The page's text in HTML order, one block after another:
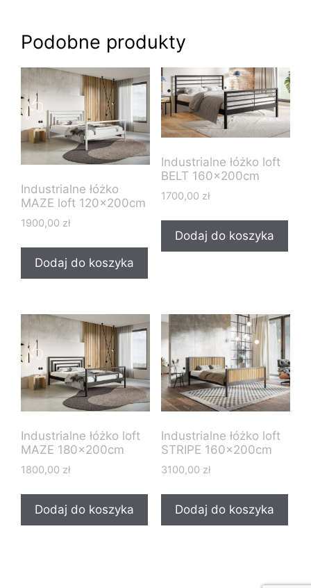
Podobne produkty
Industrialne łóżko
MAZE loft 120x200cm
1900,00 zł
Dodaj do koszyka
Industrialne łóżko loft
BELT 160x200cm
1700,00 zł
Dodaj do koszyka
Industrialne łóżko loft
MAZE 180x200cm
1800,00 zł
Dodaj do koszyka
Industrialne łóżko loft
STRIPE 160x200cm
3100,00 zł
Dodaj do koszyka